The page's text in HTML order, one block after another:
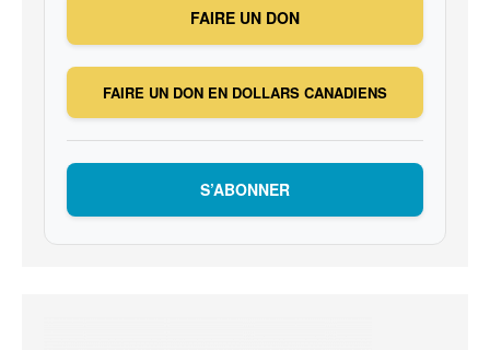
FAIRE UN DON
FAIRE UN DON EN DOLLARS CANADIENS
S’ABONNER